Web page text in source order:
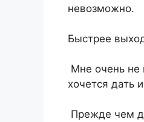
невозможно.
Быстрее
Мне очень не
хочется дать
Прежде чем